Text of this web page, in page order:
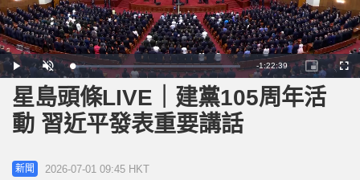
Play UnmuteLoaded:
1.30%
Remaining
Time
-1:22:39
Picture-
in-
Picture
星島頭條LIVE｜建黨105周年活
動 習近平發表重要講話
新聞 2026-07-01 09:45 HKT